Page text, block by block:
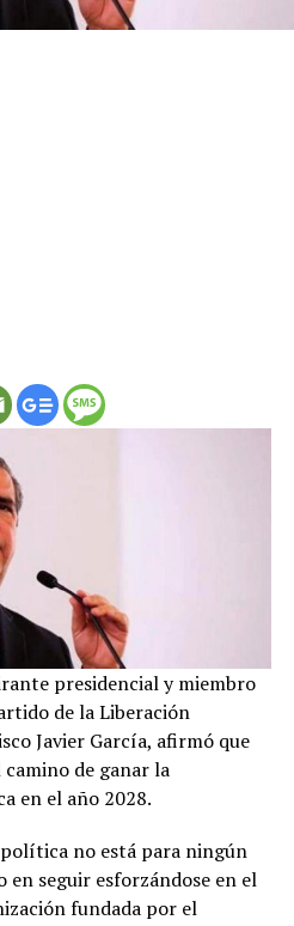
presidencial y miembro
de la Liberación
Javier García, afirmó que
de ganar la
en el año 2028.
no está para ningún
seguir esforzándose en el
fundada por el